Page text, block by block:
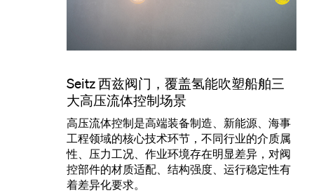
Seitz 西兹阀门，覆盖氢能吹塑船舶三
大高压流体控制场景
高压流体控制是高端装备制造、新能源、海事
工程领域的核心技术环节，不同行业的介质属
性、压力工况、作业环境存在明显差异，对阀
控部件的材质适配、结构强度、运行稳定性有
着差异化要求。